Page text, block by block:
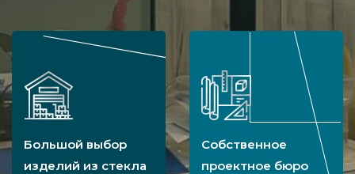
Большой выбор
изделий из стекла
Собственное
проектное бюро